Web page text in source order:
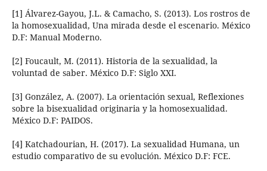
[1] Álvarez-Gayou, J.L. & Camacho, S. (2013). Los rostros de
la homosexualidad, Una mirada desde el escenario. México
D.F: Manual Moderno.
[2] Foucault, M. (2011). Historia de la sexualidad, la
voluntad de saber. México D.F: Siglo XXI.
[3] González, A. (2007). La orientación sexual, Reflexiones
sobre la bisexualidad originaria y la homosexualidad.
México D.F: PAIDOS.
[4] Katchadourian, H. (2017). La sexualidad Humana, un
estudio comparativo de su evolución. México D.F: FCE.